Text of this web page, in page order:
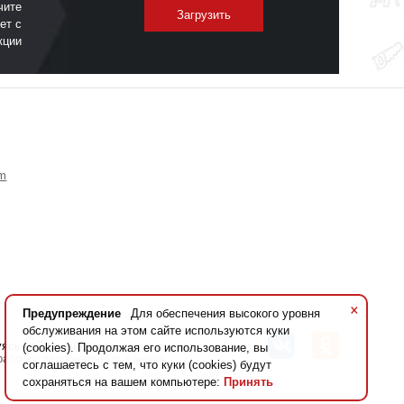
×
Предупреждение
Для обеспечения высокого уровня
обслуживания на этом сайте используются куки
(cookies). Продолжая его использование, вы
соглашаетесь с тем, что куки (cookies) будут
сохраняться на вашем компьютере: Принять
с
Загрузить
сайтом вы даетесогласие на
персональных данных